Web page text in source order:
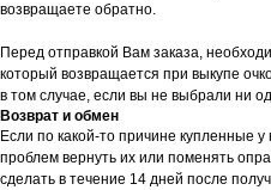
возвращаете обратно.
Перед отправкой Вам заказа,
который возвращается при выкупе
в том случае, если вы не выбрали ни
Возврат и обмен
Если по какой-то причине купленные
проблем вернуть их или поменять
сделать в течение 14 дней после